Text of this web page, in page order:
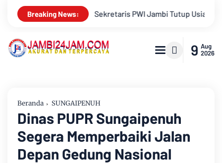
Breaking News:
Usia Menapaki Usia 59 Tahun, Sinsen Teguhkan Semangat
9 Aug
2026
Beranda SUNGAIPENUH
Dinas PUPR Sungaipenuh
Segera Memperbaiki Jalan
Depan Gedung Nasional